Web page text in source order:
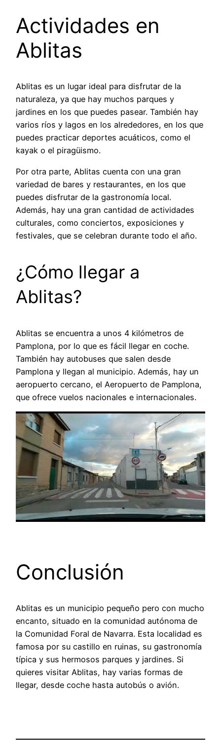
Actividades en
Ablitas
Ablitas es un lugar ideal para disfrutar de la
naturaleza, ya que hay muchos parques y
jardines en los que puedes pasear. También hay
varios ríos y lagos en los alrededores, en los que
puedes practicar deportes acuáticos, como el
kayak o el piragüismo.
Por otra parte, Ablitas cuenta con una gran
variedad de bares y restaurantes, en los que
puedes disfrutar de la gastronomía local.
Además, hay una gran cantidad de actividades
culturales, como conciertos, exposiciones y
festivales, que se celebran durante todo el año.
¿Cómo llegar a
Ablitas?
Ablitas se encuentra a unos 4 kilómetros de
Pamplona, por lo que es fácil llegar en coche.
También hay autobuses que salen desde
Pamplona y llegan al municipio. Además, hay un
aeropuerto cercano, el Aeropuerto de Pamplona,
que ofrece vuelos nacionales e internacionales.
Conclusión
Ablitas es un municipio pequeño pero con mucho
encanto, situado en la comunidad autónoma de
la Comunidad Foral de Navarra. Esta localidad es
famosa por su castillo en ruinas, su gastronomía
típica y sus hermosos parques y jardines. Si
quieres visitar Ablitas, hay varias formas de
llegar, desde coche hasta autobús o avión.